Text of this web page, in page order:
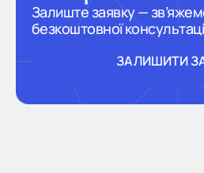
Залиште заявку —
безкоштовної
ЗАЛИШИТИ